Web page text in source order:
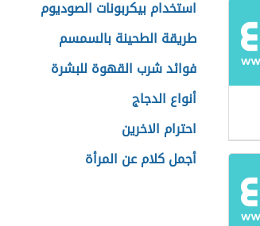
استخدام بيكربونات الصوديوم
طريقة الطحينة بالسمسم
فوائد شرب القهوة للبشرة
أنواع الدجاج
احترام الاخرين
أجمل كلام عن المرأة